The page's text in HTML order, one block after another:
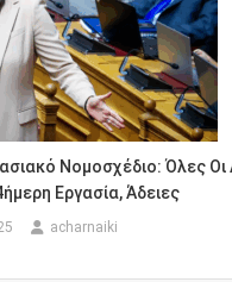
Νομοσχέδιο: Όλες Οι
Εργασία, Άδειες
acharnaiki